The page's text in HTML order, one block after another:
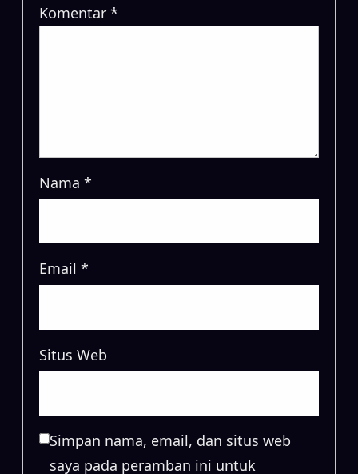
Komentar *
Nama *
Email *
Situs Web
Simpan nama, email, dan situs web
saya pada peramban ini untuk